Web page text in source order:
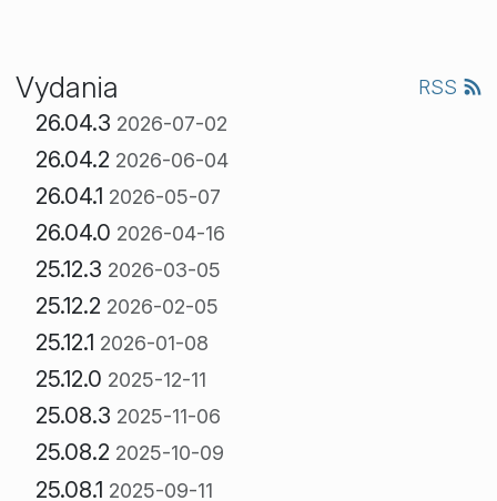
Vydania RSS
26.04.3 2026-07-02
26.04.2 2026-06-04
26.04.1 2026-05-07
26.04.0 2026-04-16
25.12.3 2026-03-05
25.12.2 2026-02-05
25.12.1 2026-01-08
25.12.0 2025-12-11
25.08.3 2025-11-06
25.08.2 2025-10-09
25.08.1 2025-09-11